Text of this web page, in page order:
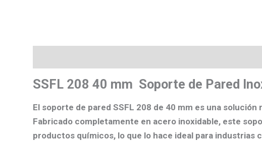
SSFL 208 40 mm Soporte de Pared
El soporte de pared SSFL 208 de 40 mm es una
Fabricado completamente en acero inoxidable, este
productos químicos, lo que lo hace ideal para industrias